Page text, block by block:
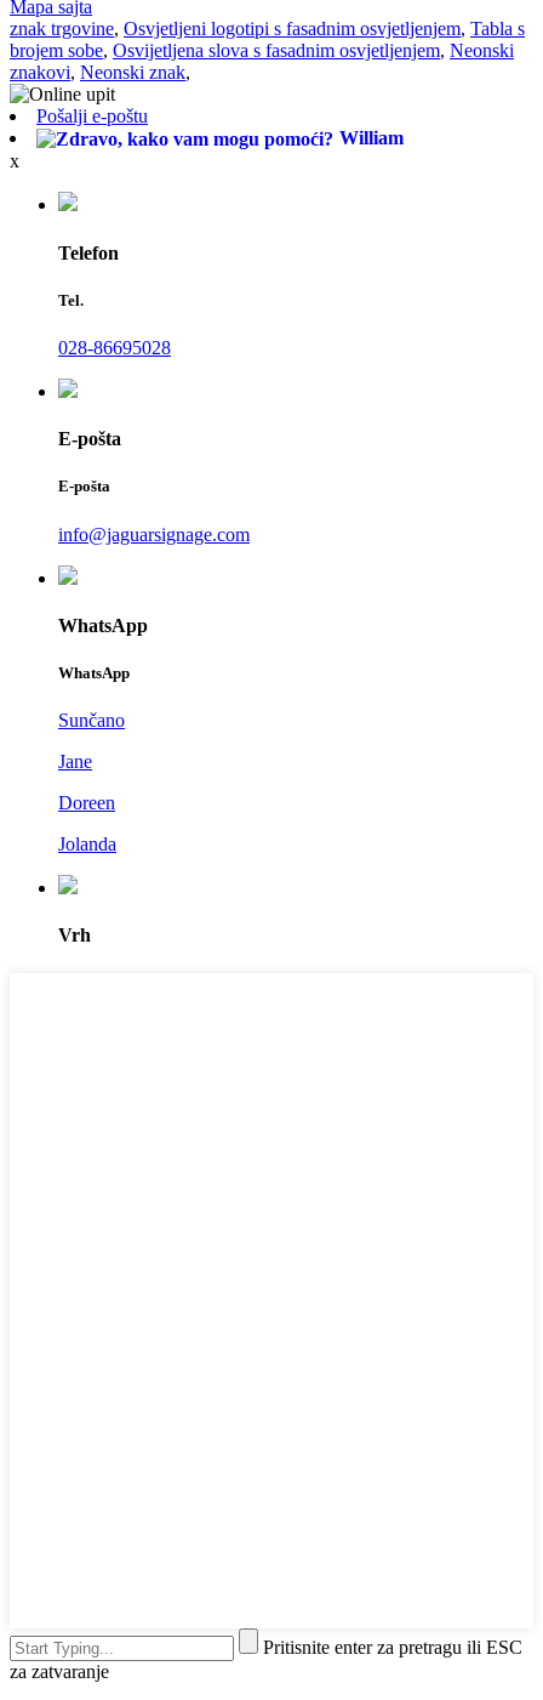
Mapa sajta
znak trgovine, Osvjetljeni logotipi s fasadnim osvjetljenjem, Tabla s
brojem sobe, Osvijetljena slova s ​​fasadnim osvjetljenjem, Neonski
znakovi, Neonski znak,
Pošalji e-poštu
William
x
Telefon
Tel.
028-86695028
E-pošta
E-pošta
info@jaguarsignage.com
WhatsApp
WhatsApp
Sunčano
Jane
Doreen
Jolanda
Vrh
Pritisnite enter za pretragu ili ESC
za zatvaranje